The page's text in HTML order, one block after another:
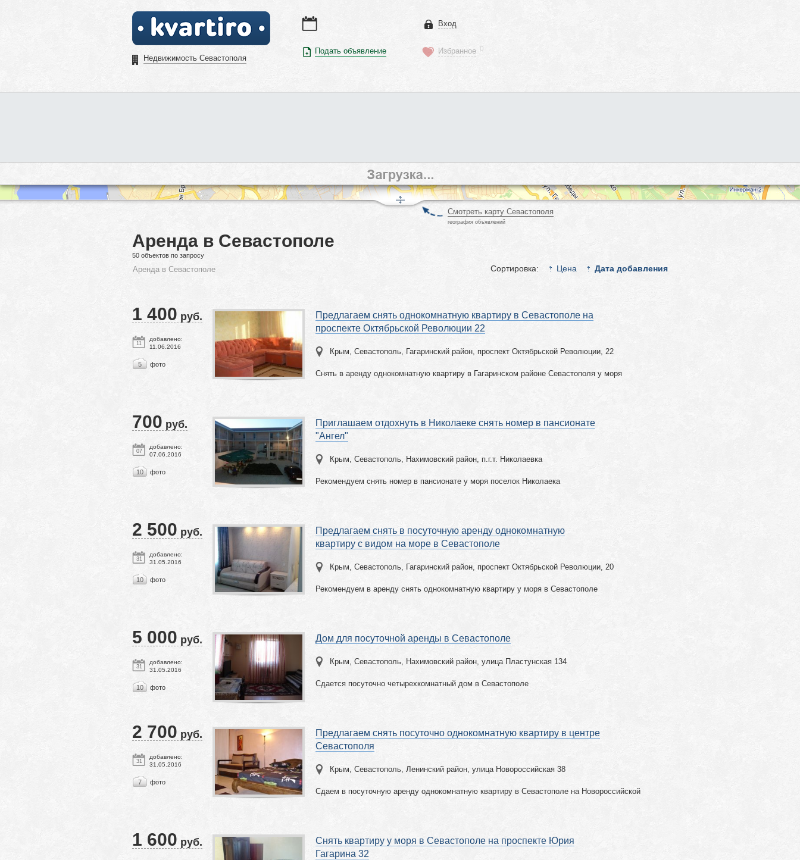
Недвижимость Севастополя
Подать объявление
Вход
Избранное 0
Смотреть карту Севастополя
география объявлений
Аренда в Севастополе
50 объектов по запросу
Аренда в Севастополе Сортировка: Цена Дата добавления
11
добавлено:
11.06.2016
5 фото
1 400 руб.
Предлагаем снять однокомнатную квартиру в Севастополе на
проспекте Октябрьской Революции 22
Крым, Севастополь, Гагаринский район, проспект Октябрьской Революции, 22
Снять в аренду однокомнатную квартиру в Гагаринском районе Севастополя у моря
07
добавлено:
07.06.2016
10 фото
700 руб.
Приглашаем отдохнуть в Николаеке снять номер в пансионате
"Ангел"
Крым, Севастополь, Нахимовский район, п.г.т. Николаевка
Рекомендуем снять номер в пансионате у моря поселок Николаека
31
добавлено:
31.05.2016
10 фото
2 500 руб.
Предлагаем снять в посуточную аренду однокомнатную
квартиру с видом на море в Севастополе
Крым, Севастополь, Гагаринский район, проспект Октябрьской Революции, 20
Рекомендуем в аренду снять однокомнатную квартиру у моря в Севастополе
31
добавлено:
31.05.2016
10 фото
5 000 руб. Дом для посуточной аренды в Севастополе
Крым, Севастополь, Нахимовский район, улица Пластунская 134
Сдается посуточно четырехкомнатный дом в Севастополе
31
добавлено:
31.05.2016
7 фото
2 700 руб.
Предлагаем снять посуточно однокомнатную квартиру в центре
Севастополя
Крым, Севастополь, Ленинский район, улица Новороссийская 38
Сдаем в посуточную аренду однокомнатную квартиру в Севастополе на Новороссийской
1 600 руб.
Снять квартиру у моря в Севастополе на проспекте Юрия
Гагарина 32